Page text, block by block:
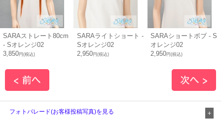
SARAストレート80cm
- Sオレンジ02
3,850円(税込)
SARAライトショート -
Sオレンジ02
2,950円(税込)
SARAショートボブ - S
オレンジ02
2,950円(税込)
フォトパレード(お客様投稿写真)を見る